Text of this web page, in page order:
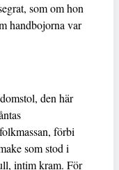
som om hon
handbojorna var
den här
förbi
som stod i
intim kram. För